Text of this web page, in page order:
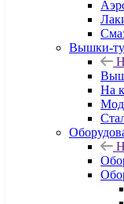
Вышки-
На